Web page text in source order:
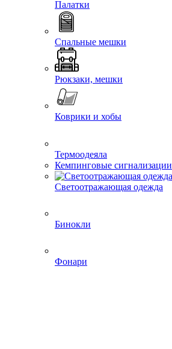
Палатки
Спальные мешки
Рюкзаки, мешки
Коврики и хобы
Термоодеяла
Кемпинговые сигнализации
Светоотражающая одежда
Бинокли
Фонари